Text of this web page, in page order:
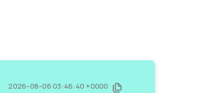
2026-08-06 03:46:40 +0000